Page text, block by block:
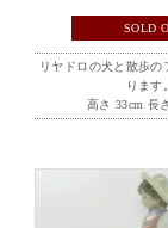
SOLD
リヤドロの犬と散歩の
ります。
高さ 33cm 長